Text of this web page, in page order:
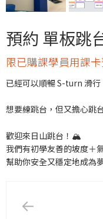
預約 單板跳
限已購課學員用課
已經可以順暢 S-turn 滑
想要練跳台，但又擔心跳
歡迎來日山跳台！🏔️
我們有初學友善的坡度＋
幫助你安全又穩定地成為